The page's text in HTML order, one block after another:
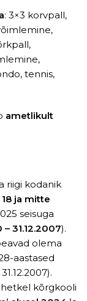
: 3×3 korvpall,
tennis,
ametlikult
riigi kodanik
ja mitte
seisuga
31.12.2007).
olema
aastased
kõrgkooli